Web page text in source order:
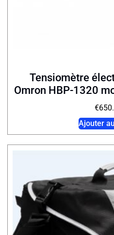
Tensiomètre
Omron HBP-1320
€
Ajouter